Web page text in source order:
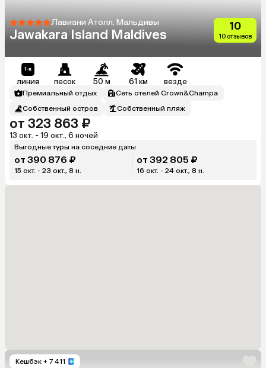
Лавиани Атолл, Мальдивы
Jawakara Island Maldives
10
10 отзывов
линия песок 50 м 61 км везде
Премиальный отдых
Сеть отелей Crown&Champa
Собственный остров
Собственный пляж
от 323 863 ₽
13 окт. - 19 окт., 6 ночей
Выгодные туры на соседние даты
от 390 876 ₽
15 окт. - 23 окт., 8 н.
от 392 805 ₽
16 окт. - 24 окт., 8 н.
Кешбэк + 7 411